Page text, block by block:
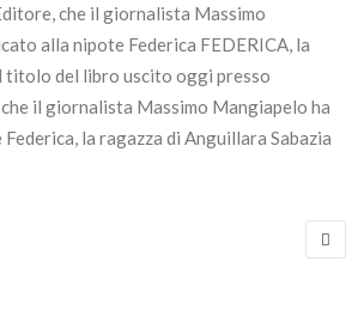
che il giornalista Massimo
alla nipote Federica FEDERICA, la
titolo del libro uscito oggi presso
il giornalista Massimo Mangiapelo ha
la ragazza di Anguillara Sabazia